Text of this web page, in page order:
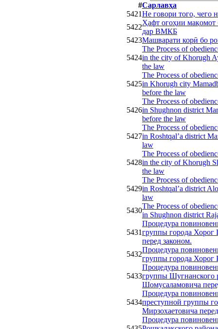
#Сарлавҳа
5421Не говори того, чего
5422
Ҳафт огоҳии мақомот
дар ВМКБ
5423Машварати корӣ бо
5424
The Process of
in the city of Khorugh
the law
5425
The Process of
in Khorugh city
before the law
5426
The Process of
in Shughnon district
before the law
5427
The Process of
in Roshtqal’a district
law
5428
The Process of
in the city of Khorugh
the law
5429
The Process of
in Roshtqal’a district
law
5430
The Process of
in Shughnon district
5431
Процедура
группы города Хорог
перед законом.
5432
Процедура
группы города Хорог
5433
Процедура
группы Шугнанского
Шомусаламовича
5434
Процедура
преступной группы
Мирзохаетовича
Процедура